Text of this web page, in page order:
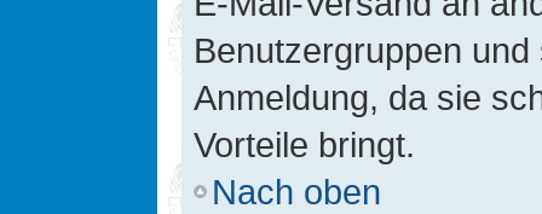
Benutzergruppen
Anmeldung, da sie
Vorteile bringt.
Nach oben